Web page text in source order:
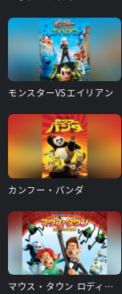
モンスターVSエイリアン
カンフー・パンダ
マウス・タウン ロディとリタの大冒険